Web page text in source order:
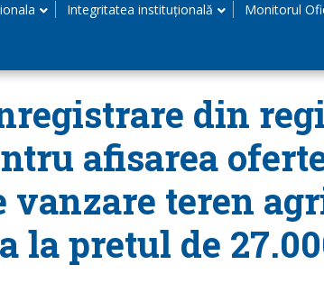
Integritatea instituțională Monitorul
din
afisarea
vanzare teren
la pretul de